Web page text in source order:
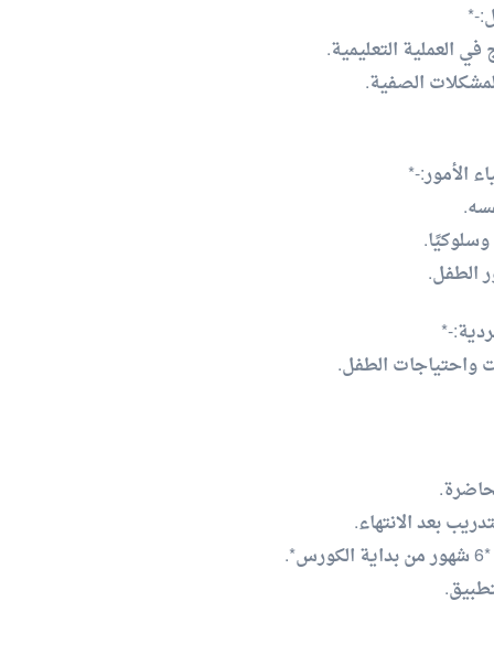
*
العملية التعليمية.
الصفية.
الأمور:-*
وسلوكيًا.
الطفل.
*
واحتياجات الطفل.
بعد الانتهاء.